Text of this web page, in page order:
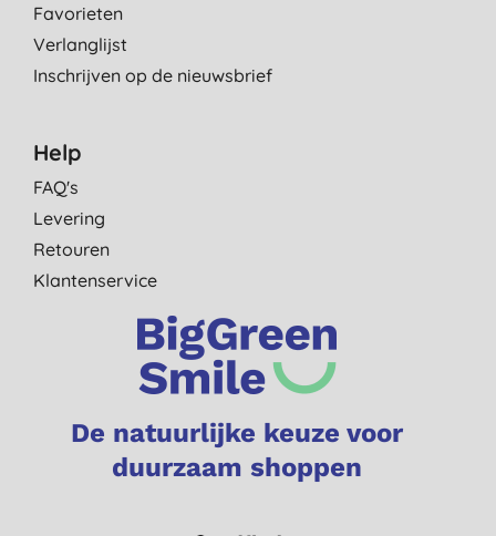
Favorieten
Verlanglijst
Inschrijven op de nieuwsbrief
Help
FAQ's
Levering
Retouren
Klantenservice
De natuurlijke keuze voor
duurzaam shoppen